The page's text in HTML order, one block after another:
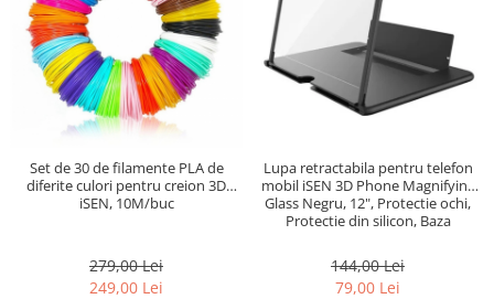
Set de 30 de filamente PLA de
diferite culori pentru creion 3D
iSEN, 10M/buc
279,00 Lei
249,00 Lei
Lupa retractabila pentru telefon
mobil iSEN 3D Phone Magnifying
Glass Negru, 12", Protectie ochi,
Protectie din silicon, Baza
144,00 Lei
79,00 Lei